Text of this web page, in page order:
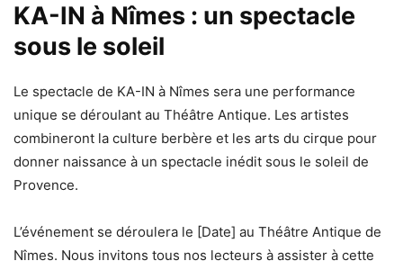
KA-IN à Nîmes : un spectacle
sous le soleil
Le spectacle de KA-IN à Nîmes sera une performance
unique se déroulant au Théâtre Antique. Les artistes
combineront la culture berbère et les arts du cirque pour
donner naissance à un spectacle inédit sous le soleil de
Provence.
L’événement se déroulera le [Date] au Théâtre Antique de
Nîmes. Nous invitons tous nos lecteurs à assister à cette